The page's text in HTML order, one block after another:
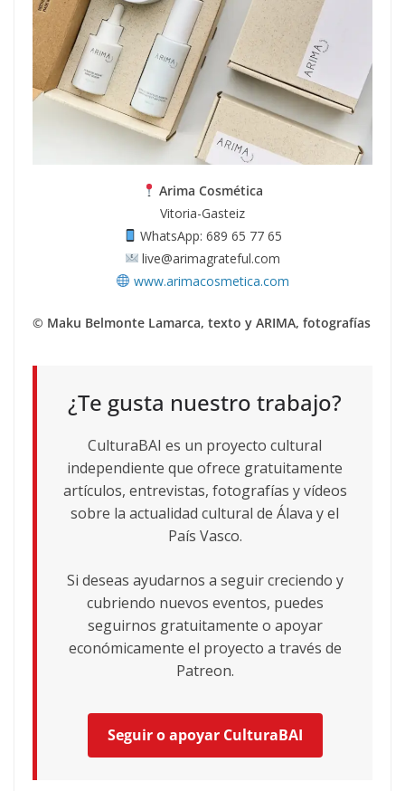
Arima Cosmética
Vitoria-Gasteiz
WhatsApp: 689 65 77 65
live@arimagrateful.com
www.arimacosmetica.com
© Maku Belmonte Lamarca, texto y ARIMA, fotografías
¿Te gusta nuestro trabajo?
CulturaBAI es un proyecto cultural
independiente que ofrece gratuitamente
artículos, entrevistas, fotografías y vídeos
sobre la actualidad cultural de Álava y el
País Vasco.
Si deseas ayudarnos a seguir creciendo y
cubriendo nuevos eventos, puedes
seguirnos gratuitamente o apoyar
económicamente el proyecto a través de
Patreon.
Seguir o apoyar CulturaBAI